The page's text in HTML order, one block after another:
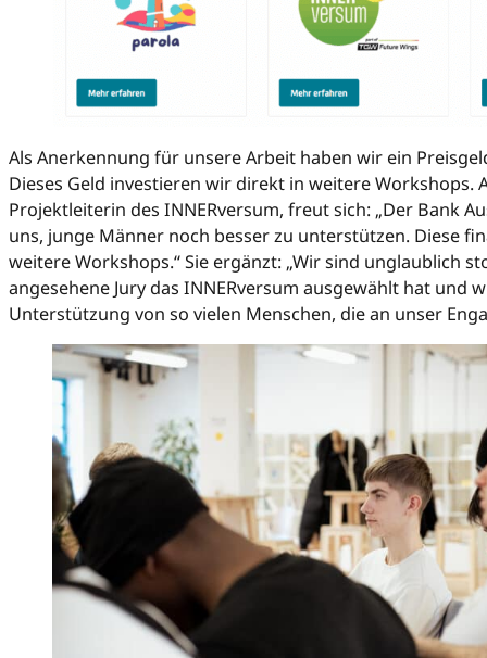
Als Anerkennung für unsere Arbeit haben wir ein
Dieses Geld investieren wir direkt in weitere Workshops.
Projektleiterin des INNERversum, freut sich: „Der Bank
uns, junge Männer noch besser zu unterstützen. Diese
weitere Workshops.“ Sie ergänzt: „Wir sind unglaublich
angesehene Jury das INNERversum ausgewählt hat und
Unterstützung von so vielen Menschen, die an unser